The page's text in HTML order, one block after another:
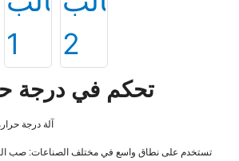
تحكم في درجة
آلة درجة
تستخدم على نطاق واسع في مختلف الصناعات: صب